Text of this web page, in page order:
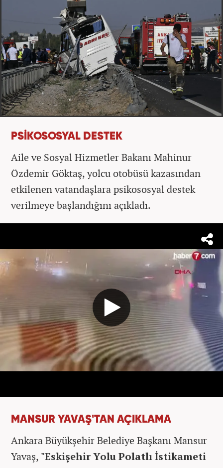
PSİKOSOSYAL DESTEK
Aile ve Sosyal Hizmetler Bakanı Mahinur
Özdemir Göktaş, yolcu otobüsü kazasından
etkilenen vatandaşlara psikososyal destek
verilmeye başlandığını açıkladı.
MANSUR YAVAŞ'TAN AÇIKLAMA
Ankara Büyükşehir Belediye Başkanı Mansur
Yavaş, "Eskişehir Yolu Polatlı İstikameti